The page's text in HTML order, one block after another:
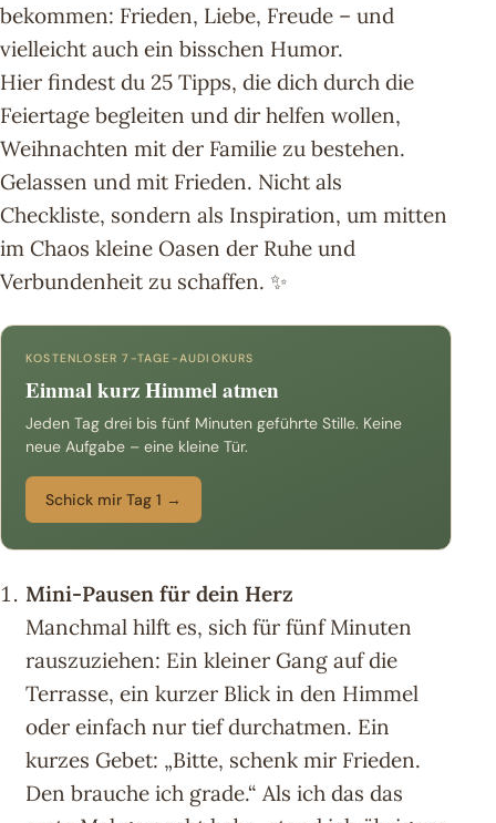
bekommen: Frieden, Liebe, Freude – und
vielleicht auch ein bisschen Humor.
Hier findest du 25 Tipps, die dich durch die
Feiertage begleiten und dir helfen wollen,
Weihnachten mit der Familie zu bestehen.
Gelassen und mit Frieden. Nicht als
Checkliste, sondern als Inspiration, um mitten
im Chaos kleine Oasen der Ruhe und
Verbundenheit zu schaffen. ✨
KOSTENLOSER 7-TAGE-AUDIOKURS
Einmal kurz Himmel atmen
Jeden Tag drei bis fünf Minuten geführte Stille. Keine
neue Aufgabe – eine kleine Tür.
Schick mir Tag 1 →
Mini-Pausen für dein Herz
Manchmal hilft es, sich für fünf Minuten
rauszuziehen: Ein kleiner Gang auf die
Terrasse, ein kurzer Blick in den Himmel
oder einfach nur tief durchatmen. Ein
kurzes Gebet: „Bitte, schenk mir Frieden.
Den brauche ich grade.“ Als ich das das